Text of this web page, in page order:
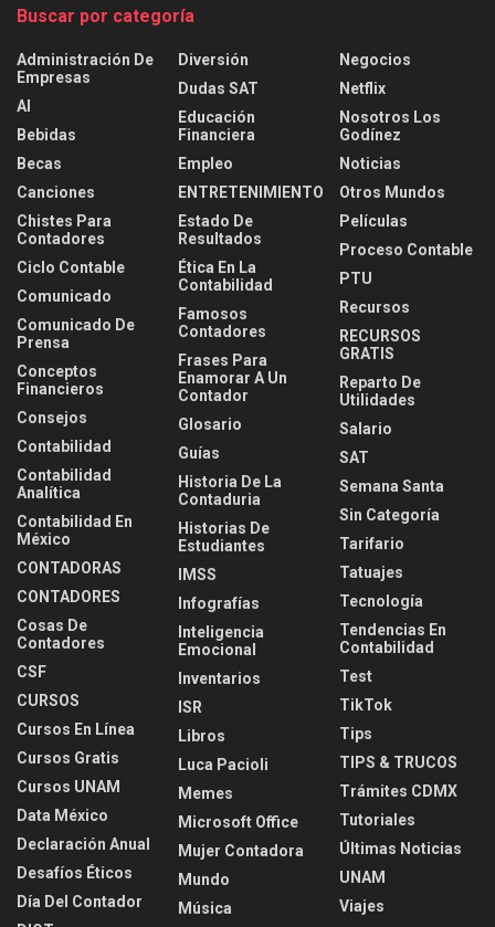
Buscar por categoría
Administración De
Empresas
AI
Bebidas
Becas
Canciones
Chistes Para
Contadores
Ciclo Contable
Comunicado
Comunicado De
Prensa
Conceptos
Financieros
Consejos
Contabilidad
Contabilidad
Analítica
Contabilidad En
México
CONTADORAS
CONTADORES
Cosas De
Contadores
CSF
CURSOS
Cursos En Línea
Cursos Gratis
Cursos UNAM
Data México
Declaración Anual
Desafíos Éticos
Día Del Contador
Diversión
Dudas SAT
Educación
Financiera
Empleo
ENTRETENIMIENTO
Estado De
Resultados
Ética En La
Contabilidad
Famosos
Contadores
Frases Para
Enamorar A Un
Contador
Glosario
Guías
Historia De La
Contaduria
Historias De
Estudiantes
IMSS
Infografías
Inteligencia
Emocional
Inventarios
ISR
Libros
Luca Pacioli
Memes
Microsoft Office
Mujer Contadora
Mundo
Música
Negocios
Netflix
Nosotros Los
Godínez
Noticias
Otros Mundos
Películas
Proceso Contable
PTU
Recursos
RECURSOS
GRATIS
Reparto De
Utilidades
Salario
SAT
Semana Santa
Sin Categoría
Tarifario
Tatuajes
Tecnología
Tendencias En
Contabilidad
Test
TikTok
Tips
TIPS & TRUCOS
Trámites CDMX
Tutoriales
Últimas Noticias
UNAM
Viajes